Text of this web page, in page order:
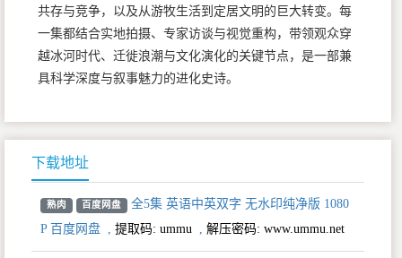
共存与竞争，以及从游牧生活到定居文明的巨大转变。每
一集都结合实地拍摄、专家访谈与视觉重构，带领观众穿
越冰河时代、迁徙浪潮与文化演化的关键节点，是一部兼
具科学深度与叙事魅力的进化史诗。
下载地址
熟肉 百度网盘
全5集 英语中英双字 无水印纯净版 1080
P 百度网盘 , 提取码: ummu , 解压密码: www.ummu.net